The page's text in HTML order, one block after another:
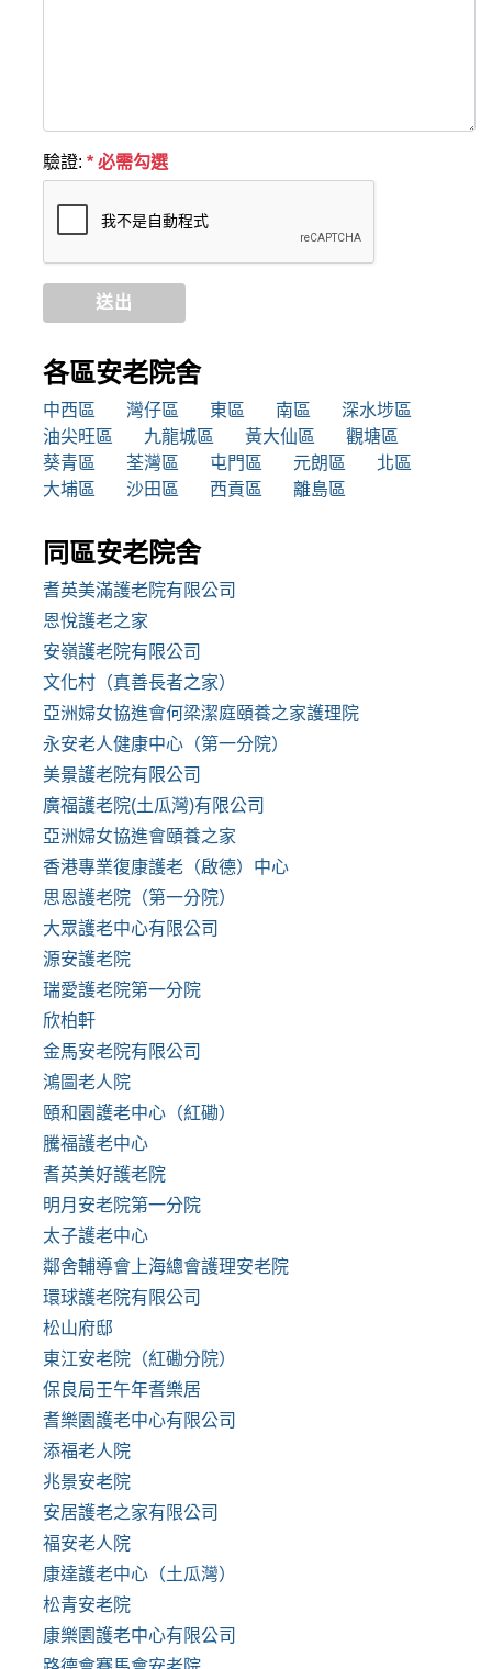
驗證: * 必需勾選
送出
各區安老院舍
中西區 灣仔區 東區 南區
深水埗區
油尖旺區
九龍城區 黃大仙區
觀塘區
葵青區
荃灣區 屯門區 元朗區
北區
大埔區
沙田區 西貢區 離島區
同區安老院舍
耆英美滿護老院有限公司
恩悅護老之家
安嶺護老院有限公司
文化村（真善長者之家）
亞洲婦女協進會何梁潔庭頤養之家護理院
永安老人健康中心（第一分院）
美景護老院有限公司
廣福護老院(土瓜灣)有限公司
亞洲婦女協進會頤養之家
香港專業復康護老（啟德）中心
思恩護老院（第一分院）
大眾護老中心有限公司
源安護老院
瑞愛護老院第一分院
欣柏軒
金馬安老院有限公司
鴻圖老人院
頤和園護老中心（紅磡）
騰福護老中心
耆英美好護老院
明月安老院第一分院
太子護老中心
鄰舍輔導會上海總會護理安老院
環球護老院有限公司
松山府邸
東江安老院（紅磡分院）
保良局壬午年耆樂居
耆樂園護老中心有限公司
添福老人院
兆景安老院
安居護老之家有限公司
福安老人院
康達護老中心（土瓜灣）
松青安老院
康樂園護老中心有限公司